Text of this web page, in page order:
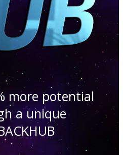
more potential
a unique